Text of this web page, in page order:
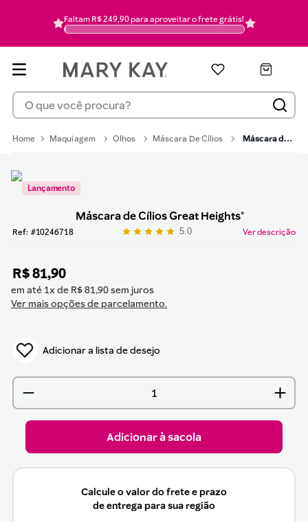
Faltam R$ 249,90 para aproveitar o frete grátis!
O que você procura?
Maquiagem Olhos Máscara De Cílios Máscara de Cílios Great Heights®
Lançamento
Máscara de Cílios Great Heights®
: 10246718 5.0 Ver descrição
R$81,90
em até 1x de R$81,90sem juros
Ver mais opções de parcelamento.
Adicionar à sacola
Calcule o valor do frete e prazo
de entrega para sua região
pó
mascara cilios
protetor solar
10 pincel